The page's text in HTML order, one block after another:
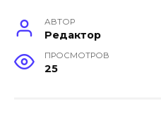
АВТОР
Редактор
ПРОСМОТРОВ
25